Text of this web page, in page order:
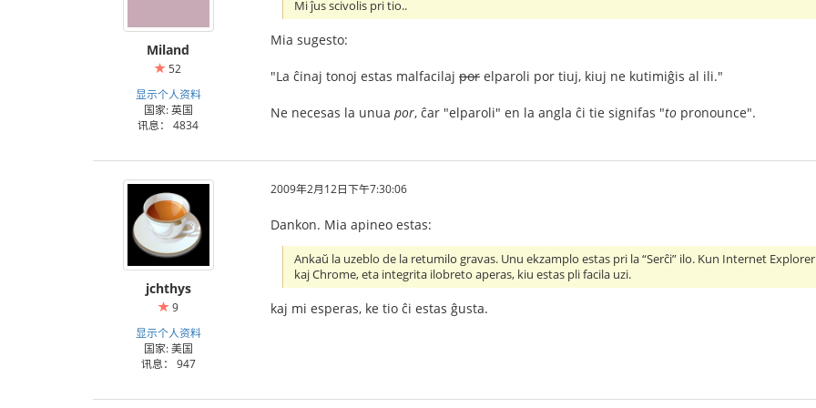
Miland
52
显示个人资料
国家: 英国
讯息： 4834
Mi ĵus scivolis pri tio..
Mia sugesto:
"La ĉinaj tonoj estas malfacilaj por elparoli por tiuj, kiuj ne kutimiĝis al ili."
Ne necesas la unua por, ĉar "elparoli" en la angla ĉi tie signifas "to pronounce".
jchthys
9
显示个人资料
国家: 美国
讯息： 947
2009年2月12日下午7:30:06
Dankon. Mia apineo estas:
Ankaŭ la uzeblo de la retumilo gravas. Unu ekzamplo estas pri la “Serĉi” ilo. Kun Internet
kaj Chrome, eta integrita ilobreto aperas, kiu estas pli facila uzi.
kaj mi esperas, ke tio ĉi estas ĝusta.